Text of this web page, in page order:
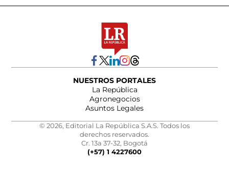
NUESTROS PORTALES
La República
Agronegocios
Asuntos Legales
© 2026, Editorial La República S.A.S. Todos los
derechos reservados.
Cr. 13a 37-32, Bogotá
(+57) 1 4227600